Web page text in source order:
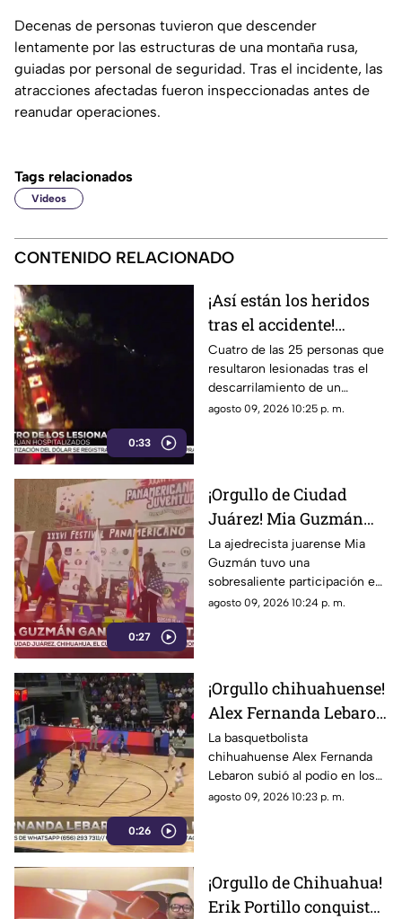
Decenas de personas tuvieron que descender
lentamente por las estructuras de una montaña rusa,
guiadas por personal de seguridad. Tras el incidente, las
atracciones afectadas fueron inspeccionadas antes de
reanudar operaciones.
Tags relacionados
Videos
CONTENIDO RELACIONADO
0:33
¡Así están los heridos
tras el accidente!
Cuatro personas
continúan
hospitalizadas y el
chofer permanece bajo
Cuatro de las 25 personas que
resultaron lesionadas tras el
descarrilamiento de un
autobús de pasajeros en la
agosto 09, 2026 10:25 p. m.
0:27
¡Orgullo de Ciudad
Juárez! Mia Guzmán
conquista oro y plata
en el Panamericano de
Ajedrez en Colombia
La ajedrecista juarense Mia
Guzmán tuvo una
sobresaliente participación en
el Campeonato Panamericano
agosto 09, 2026 10:24 p. m.
0:26
¡Orgullo chihuahuense!
Alex Fernanda Lebaron
conquista la plata con
México en los
Centroamericanos 2026
La basquetbolista
chihuahuense Alex Fernanda
Lebaron subió al podio en los
Juegos Centroamericanos y
agosto 09, 2026 10:23 p. m.
¡Orgullo de Chihuahua!
Erik Portillo conquista